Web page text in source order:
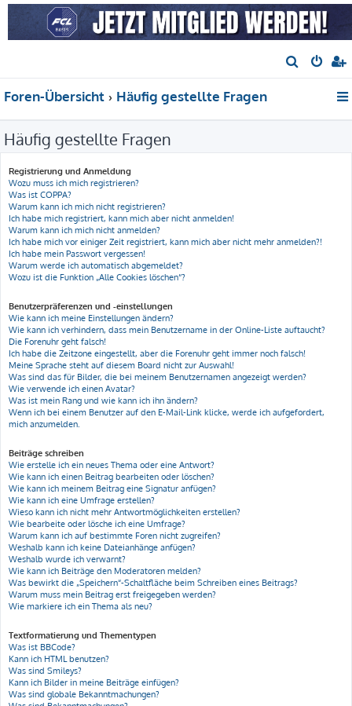
u
h
Foren-Übersicht Häufig gestellte Fragen
Häufig gestellte Fragen
Registrierung und Anmeldung
Wozu muss ich mich registrieren?
Was ist COPPA?
Warum kann ich mich nicht registrieren?
Ich habe mich registriert, kann mich aber nicht anmelden!
Warum kann ich mich nicht anmelden?
Ich habe mich vor einiger Zeit registriert, kann mich aber nicht mehr anmelden?!
Ich habe mein Passwort vergessen!
Warum werde ich automatisch abgemeldet?
Wozu ist die Funktion „Alle Cookies löschen“?
Benutzerpräferenzen und -einstellungen
Wie kann ich meine Einstellungen ändern?
Wie kann ich verhindern, dass mein Benutzername in der Online-Liste auftaucht?
Die Forenuhr geht falsch!
Ich habe die Zeitzone eingestellt, aber die Forenuhr geht immer noch falsch!
Meine Sprache steht auf diesem Board nicht zur Auswahl!
Was sind das für Bilder, die bei meinem Benutzernamen angezeigt werden?
Wie verwende ich einen Avatar?
Was ist mein Rang und wie kann ich ihn ändern?
Wenn ich bei einem Benutzer auf den E-Mail-Link klicke, werde ich aufgefordert,
mich anzumelden.
Beiträge schreiben
Wie erstelle ich ein neues Thema oder eine Antwort?
Wie kann ich einen Beitrag bearbeiten oder löschen?
Wie kann ich meinem Beitrag eine Signatur anfügen?
Wie kann ich eine Umfrage erstellen?
Wieso kann ich nicht mehr Antwortmöglichkeiten erstellen?
Wie bearbeite oder lösche ich eine Umfrage?
Warum kann ich auf bestimmte Foren nicht zugreifen?
Weshalb kann ich keine Dateianhänge anfügen?
Weshalb wurde ich verwarnt?
Wie kann ich Beiträge den Moderatoren melden?
Was bewirkt die „Speichern“-Schaltfläche beim Schreiben eines Beitrags?
Warum muss mein Beitrag erst freigegeben werden?
Wie markiere ich ein Thema als neu?
Textformatierung und Thementypen
Was ist BBCode?
Kann ich HTML benutzen?
Was sind Smileys?
Kann ich Bilder in meine Beiträge einfügen?
Was sind globale Bekanntmachungen?